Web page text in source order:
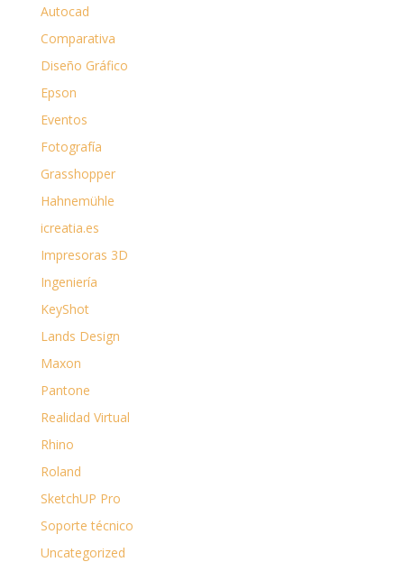
Autocad
Comparativa
Diseño Gráfico
Epson
Eventos
Fotografía
Grasshopper
Hahnemühle
icreatia.es
Impresoras 3D
Ingeniería
KeyShot
Lands Design
Maxon
Pantone
Realidad Virtual
Rhino
Roland
SketchUP Pro
Soporte técnico
Uncategorized